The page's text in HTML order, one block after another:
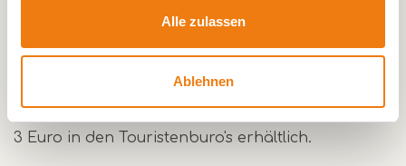
Alle zulassen
Ablehnen
en Hugterheide". Diese informiert über 8 schöne
Wanderrouten durch den Weerterbos und die
Hugterheide. Die Broschüre ist unter Anderem für
3 Euro in den Touristenburo's erhältlich.